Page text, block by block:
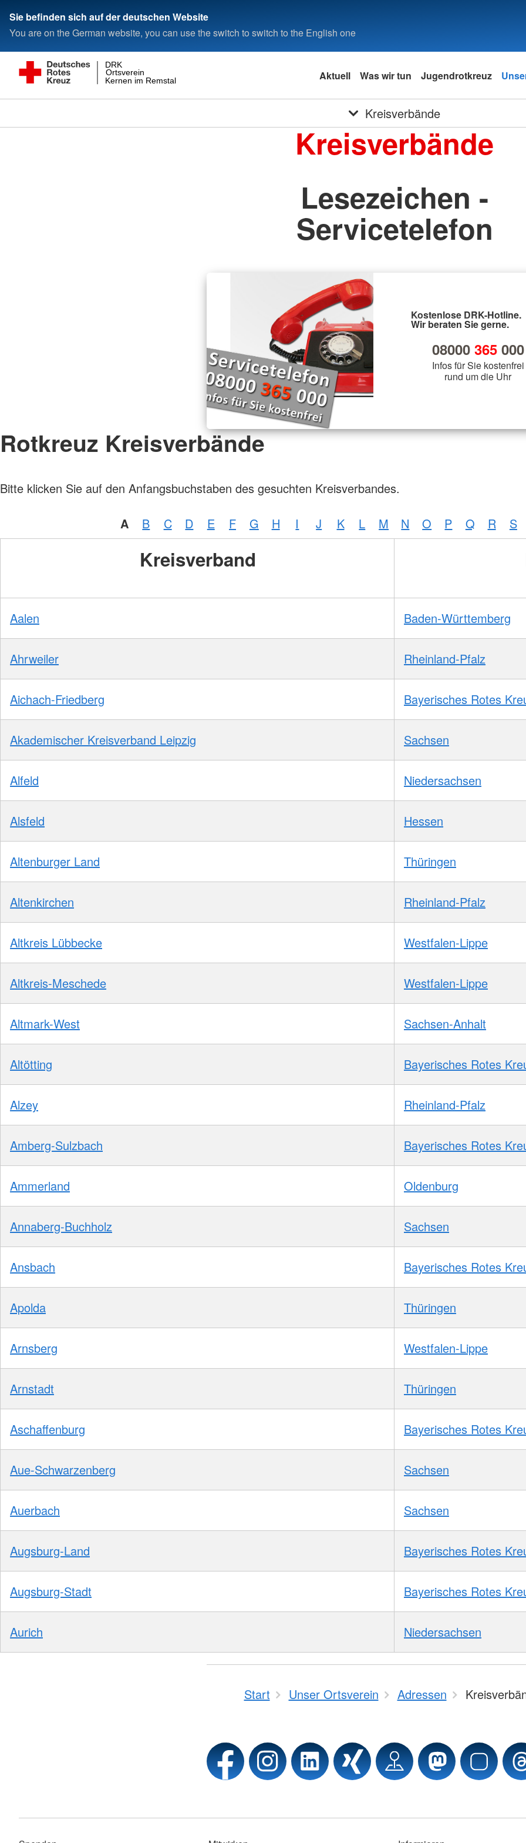
Sie befinden sich auf der deutschen Website
You are on the German website, you can use the switch to switch to the English one
Kernen im Remstal
Ortsverein
DRK
Aktuell Was wir tun Jugendrotkreuz
Kreisverbände
Kreisverbände
Lesezeichen -
Servicetelefon
Kostenlose DRK-Hotline.
Wir beraten Sie gerne.
08000 365000
Infos für Sie kostenfrei
rund um die Uhr
Rotkreuz Kreisverbände
Bitte klicken Sie auf den Anfangsbuchstaben des gesuchten Kreisverbandes.
A B C D E F G H I J K L M N O P Q R S
Kreisverband
Aalen Baden-Württemberg
Ahrweiler Rheinland-Pfalz
Aichach-Friedberg Bayerisches Rotes
Akademischer Kreisverband Leipzig Sachsen
Alfeld Niedersachsen
Alsfeld Hessen
Altenburger Land Thüringen
Altenkirchen Rheinland-Pfalz
Altkreis Lübbecke Westfalen-Lippe
Altkreis-Meschede Westfalen-Lippe
Altmark-West Sachsen-Anhalt
Altötting Bayerisches Rotes
Alzey Rheinland-Pfalz
Amberg-Sulzbach Bayerisches Rotes
Ammerland Oldenburg
Annaberg-Buchholz Sachsen
Ansbach Bayerisches Rotes
Apolda Thüringen
Arnsberg Westfalen-Lippe
Arnstadt Thüringen
Aschaffenburg Bayerisches Rotes
Aue-Schwarzenberg Sachsen
Auerbach Sachsen
Augsburg-Land Bayerisches Rotes
Augsburg-Stadt Bayerisches Rotes
Aurich Niedersachsen
Start Unser Ortsverein Adressen